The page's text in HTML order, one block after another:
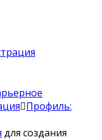
Профиль:
для создания